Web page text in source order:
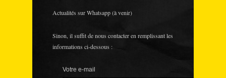
Actualités sur Whatsapp (à venir)
Sinon, il suffit de nous contacter en remplissant les
informations ci-dessous :
Votre e-mail